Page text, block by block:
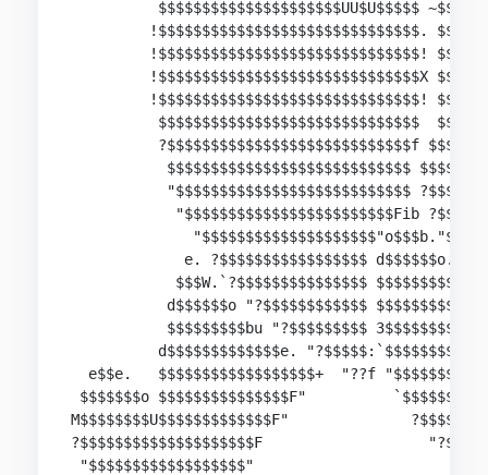
$$$$$$$$$$$$$$$$$$$$$UU$U$$$$$
!$$$$$$$$$$$$$$$$$$$$$$$$$$$$$$.
!$$$$$$$$$$$$$$$$$$$$$$$$$$$$$$!
!$$$$$$$$$$$$$$$$$$$$$$$$$$$$$$X
!$$$$$$$$$$$$$$$$$$$$$$$$$$$$$$!
$$$$$$$$$$$$$$$$$$$$$$$$$$$$$$
?$$$$$$$$$$$$$$$$$$$$$$$$$$$$f
$$$$$$$$$$$$$$$$$$$$$$$$$$$$
"$$$$$$$$$$$$$$$$$$$$$$$$$$$
"$$$$$$$$$$$$$$$$$$$$$$$$Fib
e. ?$$$$$$$$$$$$$$$$$
$$$W.`?$$$$$$$$$$$$$$$ $$$$$$$$$e.
d$$$$$$o "?$$$$$$$$$$$$
$$$$$$$$$bu "?$$$$$$$$$
d$$$$$$$$$$$$$e.
e$$e.   $$$$$$$$$$$$$$$$$$+  "??f
$$$$$$$o $$$$$$$$$$$$$$$F"
M$$$$$$$$U$$$$$$$$$$$$$F"
?$$$$$$$$$$$$$$$$$$$$F
"$$$$$$$$$$$$$$$$$$"